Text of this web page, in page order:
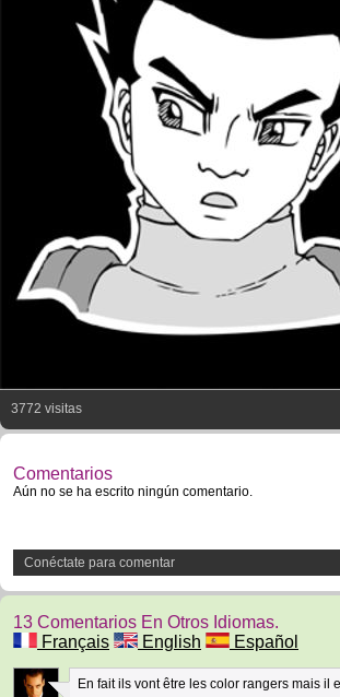
3772 visitas
Comentarios
Aún no se ha escrito ningún comentario.
Conéctate para comentar
13 Comentarios En Otros Idiomas.
Français
English Español
En fait ils vont être les color rangers mais